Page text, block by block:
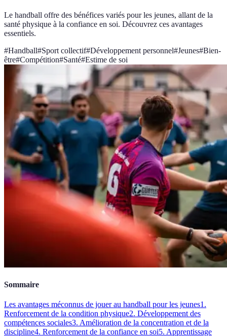
Le handball offre des bénéfices variés pour les jeunes, allant de la
santé physique à la confiance en soi. Découvrez ces avantages
essentiels.
#Handball#Sport collectif#Développement personnel#Jeunes#Bien-
être#Compétition#Santé#Estime de soi
Sommaire
Les avantages méconnus de jouer au handball pour les jeunes1.
Renforcement de la condition physique2. Développement des
compétences sociales3. Amélioration de la concentration et de la
discipline4. Renforcement de la confiance en soi5. Apprentissage